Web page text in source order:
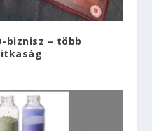
biznisz – több